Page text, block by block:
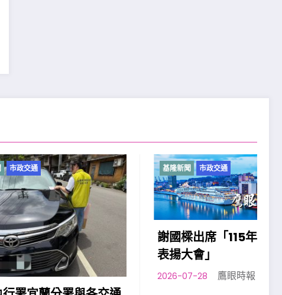
基隆新聞 市政交通
謝國樑出席「115年模範父親
表揚大會」
2026-07-28 鷹眼時報